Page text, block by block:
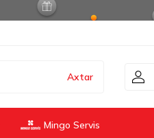
Axtar
Mingo Servis